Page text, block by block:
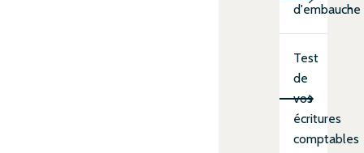
d'embauche
Test
de
vos
écritures
comptables